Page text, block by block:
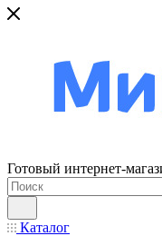
Готовый интернет-
Каталог